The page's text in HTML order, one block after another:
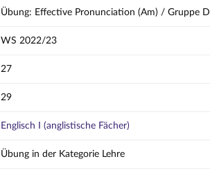
Übung: Effective Pronunciation (Am) / Gruppe D
WS 2022/23
27
29
Englisch I (anglistische Fächer)
Übung in der Kategorie Lehre